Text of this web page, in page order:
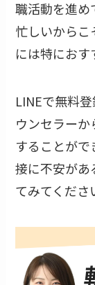
職活動を進め
忙しいからこ
には特におす
LINEで無料
ウンセラー
することが
接に不安があ
てみてくださ